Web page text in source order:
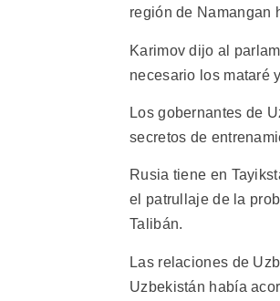
región de Namangan
Karimov dijo al
necesario los mataré
Los gobernantes de
secretos de
Rusia tiene en
el patrullaje de la
Talibán.
Las relaciones de
Uzbekistán había